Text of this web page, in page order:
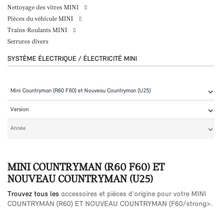
Nettoyage des vitres MINI
Pièces du véhicule MINI
Trains-Roulants MINI
Serrures divers
SYSTÈME ÉLECTRIQUE / ÉLECTRICITÉ MINI
MINI COUNTRYMAN (R60 F60) ET
NOUVEAU COUNTRYMAN (U25)
Trouvez tous les accessoires et pièces d'origine pour votre MINI
COUNTRYMAN (R60) ET NOUVEAU COUNTRYMAN (F60/strong>.